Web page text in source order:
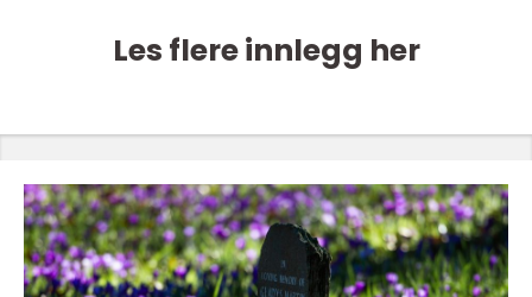
Les flere innlegg her